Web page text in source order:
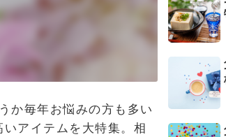
か毎年お悩みの方も多い
アイテムを大特集。相